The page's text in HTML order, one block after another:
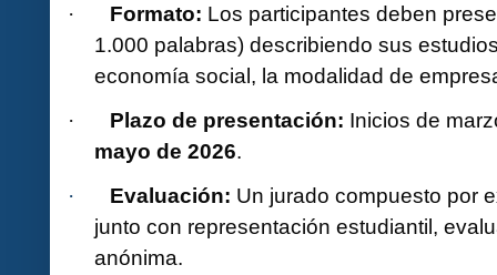
· Formato: Los participantes deben
1.000 palabras) describiendo sus
economía social, la modalidad de
· Plazo de presentación: Inicios de
mayo de 2026.
· Evaluación: Un jurado compuesto por
junto con representación estudiantil,
anónima.